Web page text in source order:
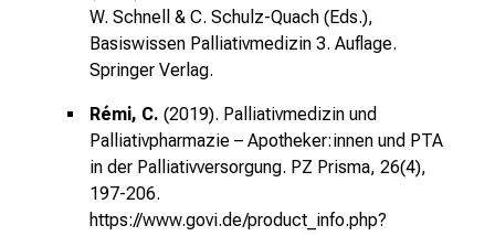
W. Schnell & C. Schulz-Quach (Eds.),
Basiswissen Palliativmedizin 3. Auflage.
Springer Verlag.
Rémi, C. (2019). Palliativmedizin und
Palliativpharmazie – Apotheker:innen und PTA
in der Palliativversorgung. PZ Prisma, 26(4),
197-206.
https://www.govi.de/product_info.php?